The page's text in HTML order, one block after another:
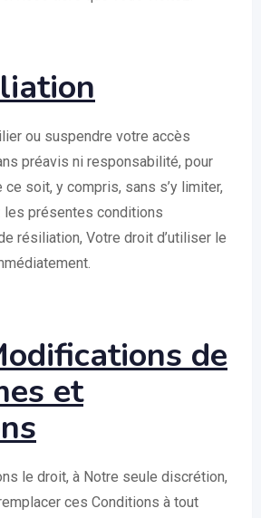
ou suspendre votre accès
préavis ni responsabilité, pour
soit, y compris, sans s’y limiter,
présentes conditions
résiliation, Votre droit d’utiliser le
de
et
le droit, à Notre seule discrétion,
ces Conditions à tout